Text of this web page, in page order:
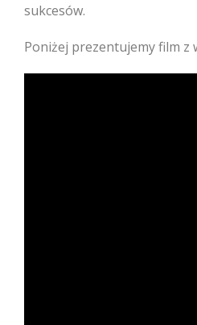
sukcesów.
Poniżej prezentujemy film z